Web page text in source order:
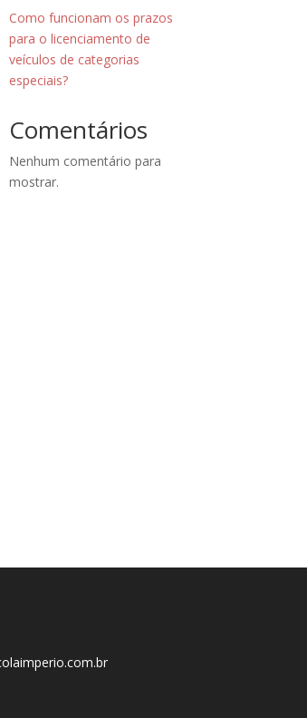
Como funcionam os prazos
para o licenciamento de
veículos de categorias
especiais?
Comentários
Nenhum comentário para
mostrar.